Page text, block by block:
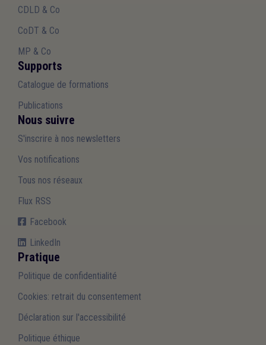
CDLD & Co
CoDT & Co
MP & Co
Supports
Catalogue de formations
Publications
Nous suivre
S'inscrire à nos newsletters
Vos notifications
Tous nos réseaux
Flux RSS
Facebook
LinkedIn
Pratique
Politique de confidentialité
Cookies: retrait du consentement
Déclaration sur l'accessibilité
Politique éthique